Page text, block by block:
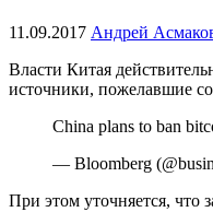
11.09.2017 Андрей
Власти Китая
источники, пожелавшие
China plans to ban
— Bloomberg
При этом уточняется, что